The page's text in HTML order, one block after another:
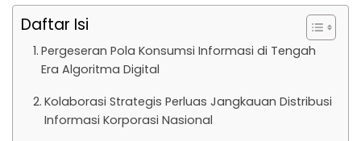
Daftar Isi
Pergeseran Pola Konsumsi Informasi di Tengah
Era Algoritma Digital
Kolaborasi Strategis Perluas Jangkauan Distribusi
Informasi Korporasi Nasional